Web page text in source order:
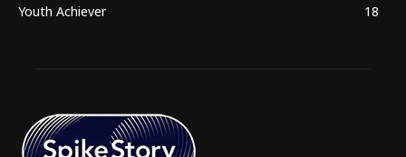
Youth Achiever
18